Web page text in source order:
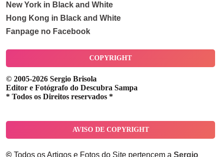
New York in Black and White
Hong Kong in Black and White
Fanpage no Facebook
COPYRIGHT
© 2005-2026 Sergio Brisola
Editor e Fotógrafo do Descubra Sampa
* Todos os Direitos reservados *
AVISO DE COPYRIGHT
© Todos os Artigos e Fotos do Site pertencem a Sergio